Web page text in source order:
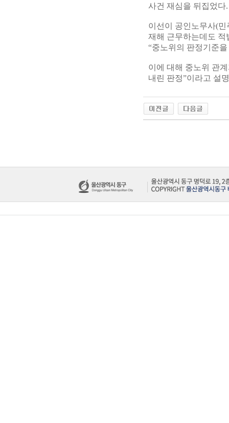
사건 재심을 뒤집었다.
이선이 공인노무사(
재해 근무하는데도 적
“중노위의 판정기준
이에 대해 중노위 관
내린 판정”이라고 설